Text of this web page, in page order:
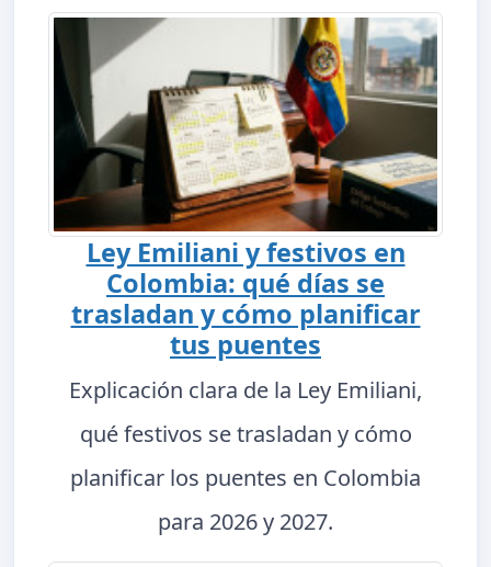
Ley Emiliani y festivos en
Colombia: qué días se
trasladan y cómo planificar
tus puentes
Explicación clara de la Ley Emiliani,
qué festivos se trasladan y cómo
planificar los puentes en Colombia
para 2026 y 2027.